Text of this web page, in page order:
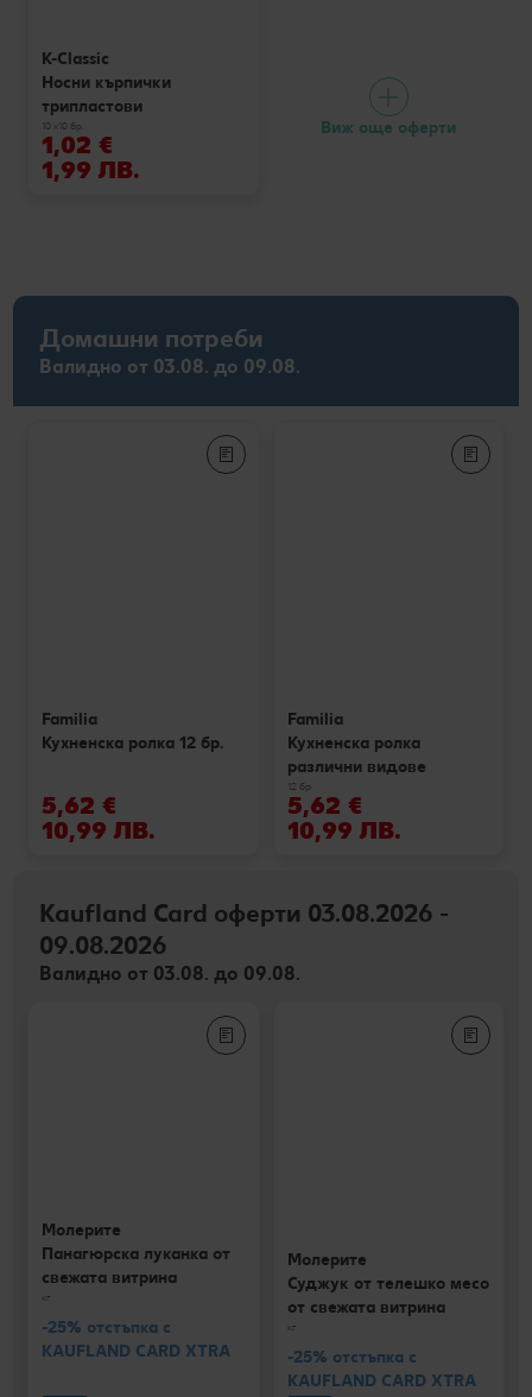
K-Classic
Носни кърпички
трипластови
10 x10 бр.
1,02 €
1,99 ЛВ.
Виж още оферти
Домашни потреби
Валидно от 03.08. до 09.08.
Familia
Кухненска ролка 12 бр.
5,62 €
10,99 ЛВ.
Familia
Кухненска ролка
различни видове
12 бр.
5,62 €
10,99 ЛВ.
Kaufland Card оферти 03.08.2026 -
09.08.2026
Валидно от 03.08. до 09.08.
Молерите
Панагюрска луканка от
свежата витрина
кг
-25% отстъпка с
KAUFLAND CARD XTRA
Молерите
Суджук от телешко месо
от свежата витрина
кг
-25% отстъпка с
KAUFLAND CARD XTRA